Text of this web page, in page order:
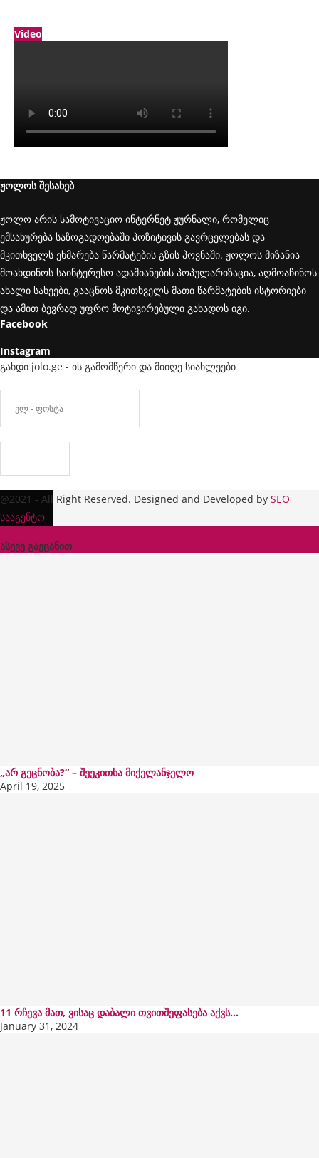
Video
ჟოლოს შესახებ
ჟოლო არის სამოტივაციო ინტერნეტ ჟურნალი, რომელიც
ემსახურება საზოგადოებაში პოზიტივის გავრცელებას და
მკითხველს ეხმარება წარმატების გზის პოვნაში. ჟოლოს მიზანია
მოახდინოს საინტერესო ადამიანების პოპულარიზაცია, აღმოაჩინოს
ახალი სახეები, გააცნოს მკითხველს მათი წარმატების ისტორიები
და ამით ბევრად უფრო მოტივირებული გახადოს იგი.
Facebook
Instagram
გახდი jolo.ge - ის გამომწერი და მიიღე სიახლეები
@2021 - All Right Reserved. Designed and Developed by SEO
სააგენტო
ასევე გაეცანით
„არ გეცნობა?“ – შეეკითხა მიქელანჯელო
April 19, 2025
11 რჩევა მათ, ვისაც დაბალი თვითშეფასება აქვს...
January 31, 2024